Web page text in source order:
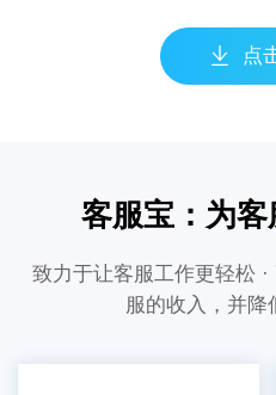
点
客服宝：为客
致力于让客服工作更轻松
服的收入，并降